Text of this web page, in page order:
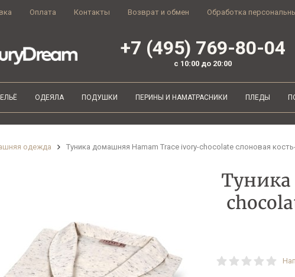
Оплата Контакты Возврат и обмен Обработка
+7 (495) 769-80-04
с 10:00 до 20:00
ОДЕЯЛА ПОДУШКИ ПЕРИНЫ И НАМАТРАСНИКИ ПЛЕДЫ
одежда Туника домашняя Hamam Trace ivory-chocolate слоновая